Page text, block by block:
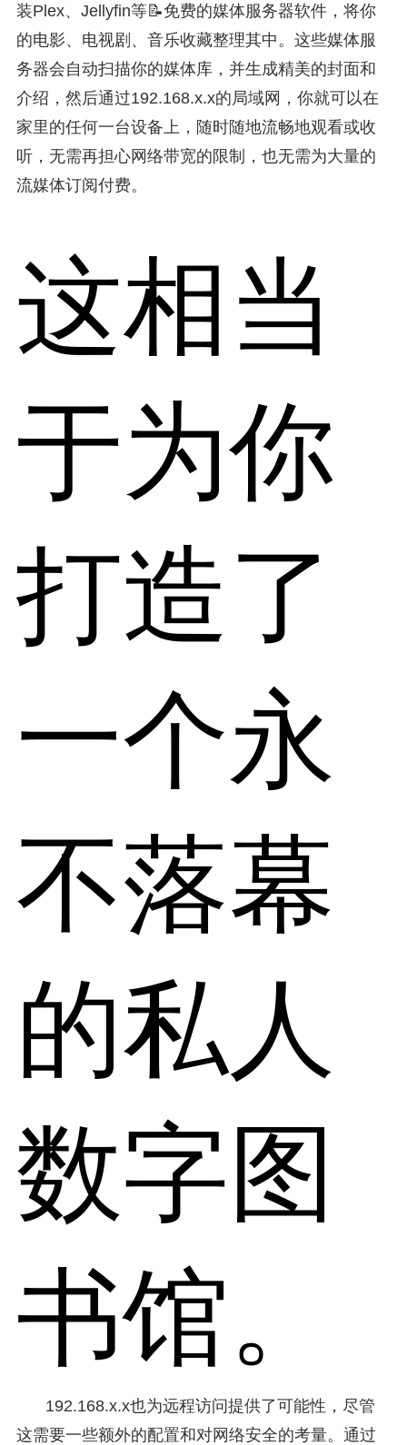
装Plex、Jellyfin等📝免费的媒体服务器软件，将你
的电影、电视剧、音乐收藏整理其中。这些媒体服
务器会自动扫描你的媒体库，并生成精美的封面和
介绍，然后通过192.168.x.x的局域网，你就可以在
家里的任何一台设备上，随时随地流畅地观看或收
听，无需再担心网络带宽的限制，也无需为大量的
流媒体订阅付费。
这相当
于为你
打造了
一个永
不落幕
的私人
数字图
书馆。
192.168.x.x也为远程访问提供了可能性，尽管
这需要一些额外的配置和对网络安全的考量。通过